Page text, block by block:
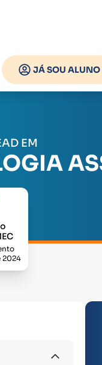
JÁ SOU ALUNO
EM
2024